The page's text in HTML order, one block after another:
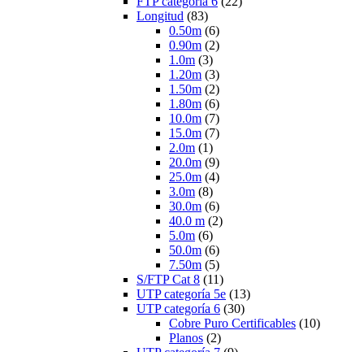
Longitud (83)
0.50m (6)
0.90m (2)
1.0m (3)
1.20m (3)
1.50m (2)
1.80m (6)
10.0m (7)
15.0m (7)
2.0m (1)
20.0m (9)
25.0m (4)
3.0m (8)
30.0m (6)
40.0 m (2)
5.0m (6)
50.0m (6)
7.50m (5)
S/FTP Cat 8 (11)
UTP categoría 5e (13)
UTP categoría 6 (30)
Cobre Puro Certificables (10)
Planos (2)